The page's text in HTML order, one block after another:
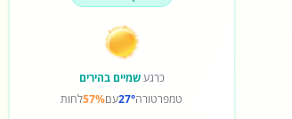
כרגעשמיים בהירים
טמפרטורה27°עם57%לחות